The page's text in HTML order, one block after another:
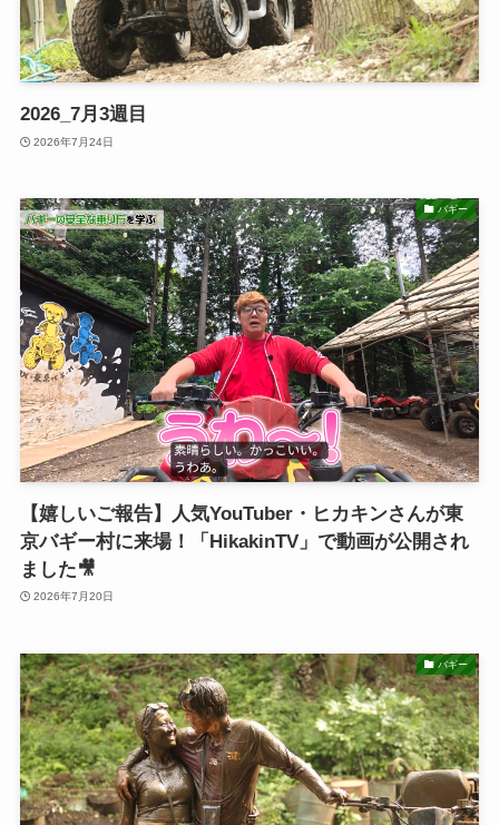
2026_7月3週目
2026年7月24日
バギー
【嬉しいご報告】人気YouTuber・ヒカキンさんが東
京バギー村に来場！「HikakinTV」で動画が公開され
ました🎥
2026年7月20日
バギー